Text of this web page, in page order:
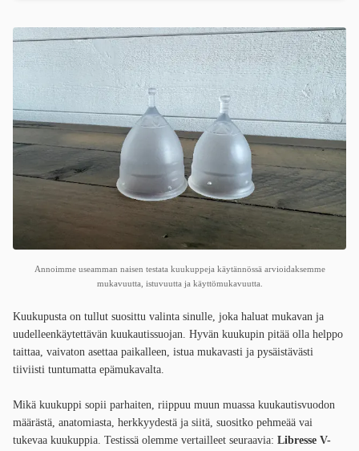
Annoimme useamman naisen testata kuukuppeja käytännössä arvioidaksemme
mukavuutta, istuvuutta ja käyttömukavuutta.
Kuukupusta on tullut suosittu valinta sinulle, joka haluat mukavan ja
uudelleenkäytettävän kuukautissuojan. Hyvän kuukupin pitää olla helppo
taittaa, vaivaton asettaa paikalleen, istua mukavasti ja pysäistävästi
tiiviisti tuntumatta epämukavalta.
Mikä kuukuppi sopii parhaiten, riippuu muun muassa kuukautisvuodon
määrästä, anatomiasta, herkkyydestä ja siitä, suositko pehmeää vai
tukevaa kuukuppia. Testissä olemme vertailleet seuraavia: Libresse V-